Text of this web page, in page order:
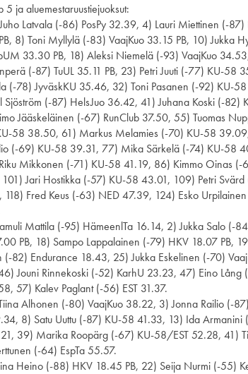
5 ja aluemestaruustiejuoksut:
Latvala (-86) PosPy 32.39, 4) Lauri Miettinen (-87)
8) Toni Myllylä (-83) VaajKuo 33.15 PB, 10) Jukka
33.30 PB, 18) Aleksi Niemelä (-93) VaajKuo
(-87) TuUL 35.11 PB, 23) Petri Juuti (-77) KU-58
(-78) JyväskKU 35.46, 32) Toni Pasanen (-92) KU-
(-87) HelsJuo 36.42, 41) Juhana Koski (-82)
Jääskeläinen (-67) RunClub 37.50, 55) Tuomas
58 38.50, 61) Markus Melamies (-70) KU-58
(-69) KU-58 39.31, 77) Mika Särkelä (-74) KU-58
Mikkonen (-71) KU-58 41.19, 86) Kimmo Oinas
Jari Hostikka (-57) KU-58 43.01, 109) Petri
Fred Keus (-63) NED 47.39, 124) Esko
Mattila (-95) HämeenlTa 16.14, 2) Jukka Salo (-
PB, 18) Sampo Lappalainen (-79) HKV 18.07 PB,
82) Endurance 18.43, 25) Jukka Eskelinen (-70)
Jouni Rinnekoski (-52) KarhU 23.23, 47) Eino
57) Kalev Paglant (-56) EST 31.37.
Alhonen (-80) VaajKuo 38.22, 3) Jonna Railio (-
8) Satu Uuttu (-87) KU-58 41.33, 13) Ida
39) Marika Roopärg (-67) KU-58/EST 52.28, 41)
(-64) EspTa 55.57.
Heino (-88) HKV 18.45 PB, 22) Seija Nurmi (-55)